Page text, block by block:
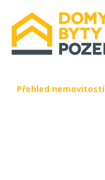
Přehled nemovitostí